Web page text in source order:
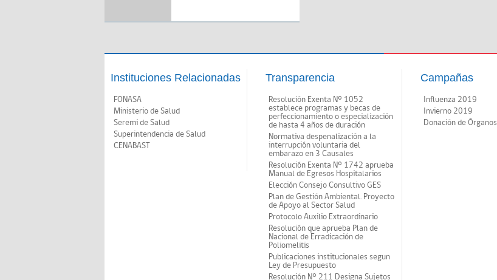
Instituciones Relacionadas
FONASA
Ministerio de Salud
Seremi de Salud
Superintendencia de Salud
CENABAST
Transparencia
Resolución Exenta Nº 1052
establece programas y becas de
perfeccionamiento o especialización
de hasta 4 años de duración
Normativa despenalización a la
interrupción voluntaria del
embarazo en 3 Causales
Resolución Exenta Nº 1742 aprueba
Manual de Egresos Hospitalarios
Elección Consejo Consultivo GES
Plan de Gestión Ambiental. Proyecto
de Apoyo al Sector Salud
Protocolo Auxilio Extraordinario
Resolución que aprueba Plan de
Nacional de Erradicación de
Poliomelitis
Publicaciones institucionales segun
Ley de Presupuesto
Resolución N° 211 Designa Sujetos
Campañas
Influenza 2019
Invierno 2019
Donación de Órganos